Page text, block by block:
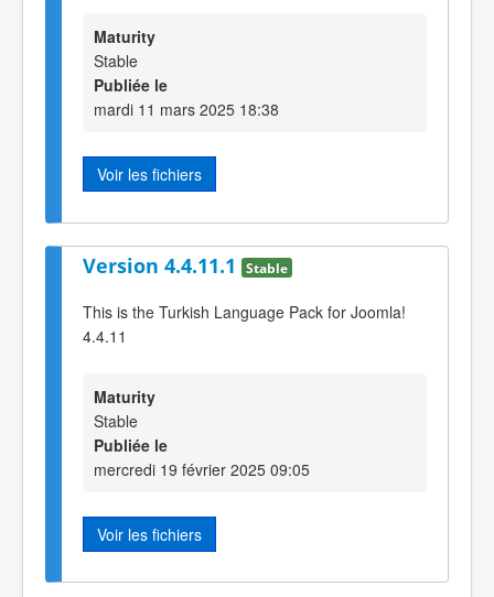
Maturity
Stable
Publiée le
mardi 11 mars 2025 18:38
Voir les fichiers
Version 4.4.11.1 Stable
This is the Turkish Language Pack for Joomla!
4.4.11
Maturity
Stable
Publiée le
mercredi 19 février 2025 09:05
Voir les fichiers